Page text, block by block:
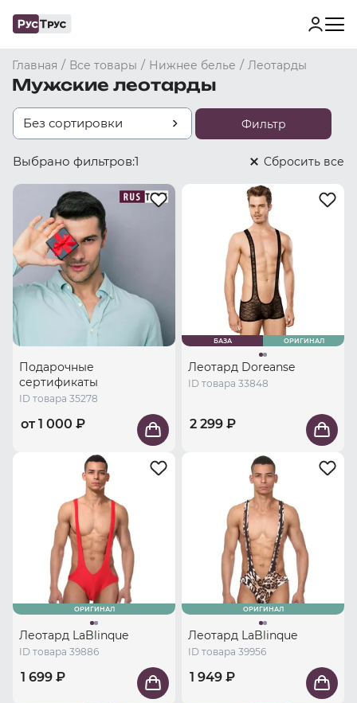
Главная / Все товары / Нижнее белье / Леотарды
Мужские леотарды
Без сортировки Фильтр
Выбрано фильтров:1 Cбросить все
Подарочные
сертификаты
ID товара 35278
от 1 000 ₽
БАЗА ОРИГИНАЛ
Леотард Doreanse
ID товара 33848
2 299 ₽
ОРИГИНАЛ
Леотард LaBlinque
ID товара 39886
1 699 ₽
ОРИГИНАЛ
Леотард LaBlinque
ID товара 39956
1 949 ₽